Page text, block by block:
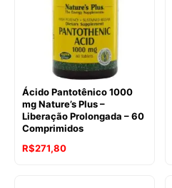
Ácido Pantotênico 1000
mg Nature’s Plus –
Liberação Prolongada – 60
Comprimidos
R$271,80